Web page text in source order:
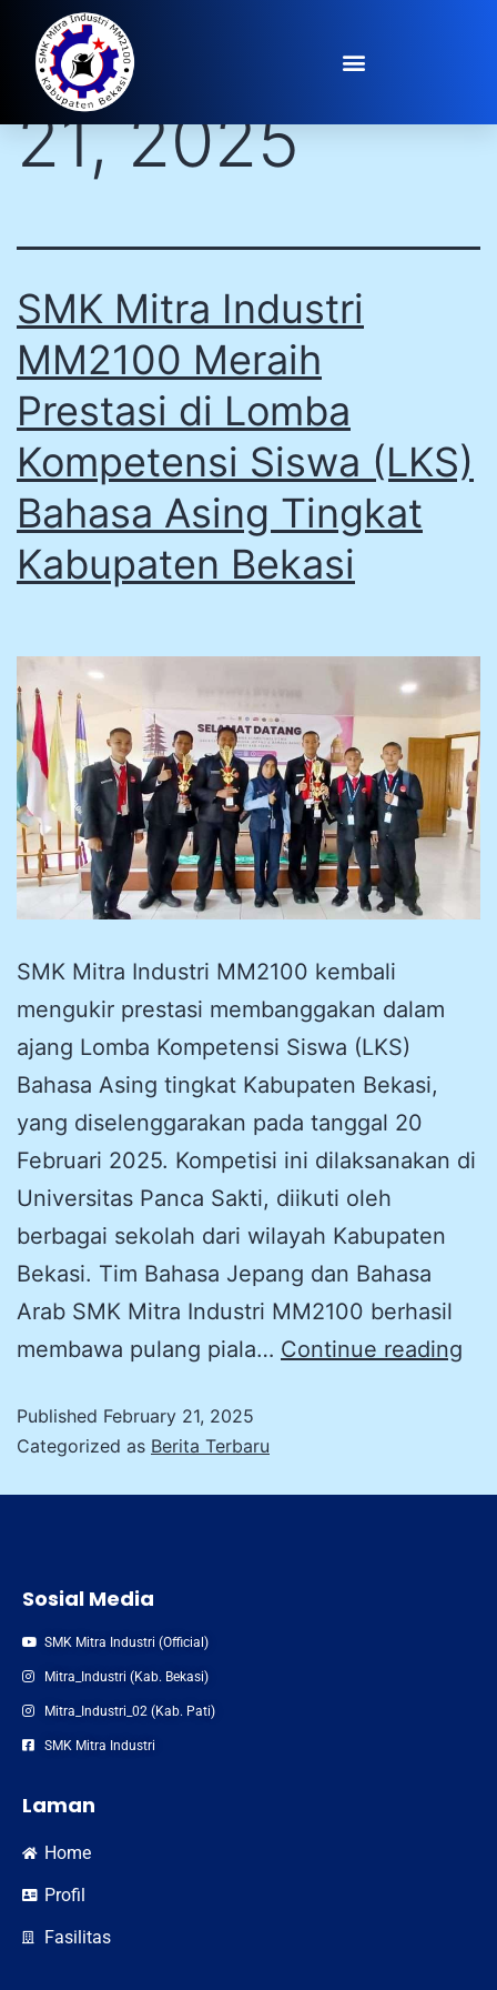
Day:
February
21, 2025
SMK Mitra Industri
MM2100 Meraih
Prestasi di Lomba
Kompetensi Siswa (LKS)
Bahasa Asing Tingkat
Kabupaten Bekasi
SMK Mitra Industri MM2100 kembali
mengukir prestasi membanggakan dalam
ajang Lomba Kompetensi Siswa (LKS)
Bahasa Asing tingkat Kabupaten Bekasi,
yang diselenggarakan pada tanggal 20
Februari 2025. Kompetisi ini dilaksanakan di
Universitas Panca Sakti, diikuti oleh
berbagai sekolah dari wilayah Kabupaten
Bekasi. Tim Bahasa Jepang dan Bahasa
Arab SMK Mitra Industri MM2100 berhasil
membawa pulang piala… Continue reading
Published February 21, 2025
Categorized as Berita Terbaru
Sosial Media
SMK Mitra Industri (Official)
Mitra_Industri (Kab. Bekasi)
Mitra_Industri_02 (Kab. Pati)
SMK Mitra Industri
Laman
Home
Profil
Fasilitas